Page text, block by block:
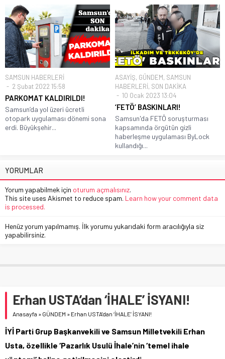
SAMSUN HABERLERİ
2 Şubat 2022 15:58
PARKOMAT KALDIRILDI!
Samsun’da yol üzeri ücretli
otopark uygulaması dönemi sona
erdi. Büyükşehir...
ASAYİŞ, GÜNDEM, SAMSUN
HABERLERİ, SON DAKİKA
10 Ocak 2023 13:04
‘FETÖ’ BASKINLARI!
Samsun'da FETÖ soruşturması
kapsamında örgütün gizli
haberleşme uygulaması ByLock
kullandığı...
YORUMLAR
Yorum yapabilmek için oturum açmalısınız.
This site uses Akismet to reduce spam. Learn how your comment data
is processed.
Henüz yorum yapılmamış. İlk yorumu yukarıdaki form aracılığıyla siz
yapabilirsiniz.
Erhan USTA’dan ‘İHALE’ İSYANI!
Anasayfa » GÜNDEM » Erhan USTA’dan ‘İHALE’ İSYANI!
İYİ Parti Grup Başkanvekili ve Samsun Milletvekili Erhan
Usta, özellikle ‘Pazarlık Usulü İhale’nin ‘temel ihale